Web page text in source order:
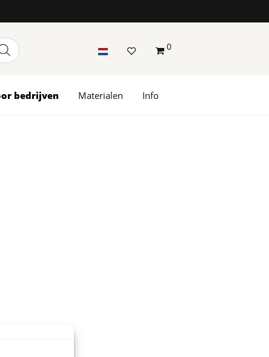
bedrijven Materialen Info
0